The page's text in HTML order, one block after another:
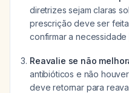
diretrizes sejam claras
prescrição deve ser
confirmar a necessidade
Reavalie se não
antibióticos e não
deve retornar para